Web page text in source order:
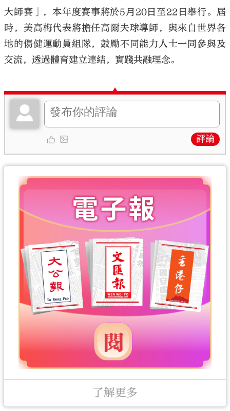
大師賽」，本年度賽事將於5月20日至22日舉行。屆
時，美高梅代表將擔任高爾夫球導師，與來自世界各
地的傷健運動員組隊，鼓勵不同能力人士一同參與及
交流，透過體育建立連結，實踐共融理念。
評論
了解更多